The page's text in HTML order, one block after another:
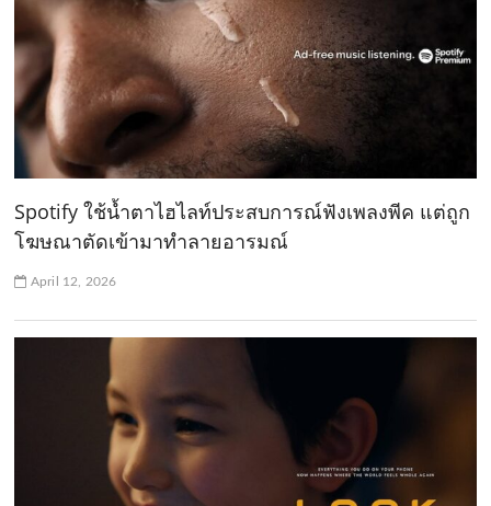
Spotify ใช้น้ำตาไฮไลท์ประสบการณ์ฟังเพลงพีค แต่ถูก
โฆษณาตัดเข้ามาทำลายอารมณ์
April 12, 2026